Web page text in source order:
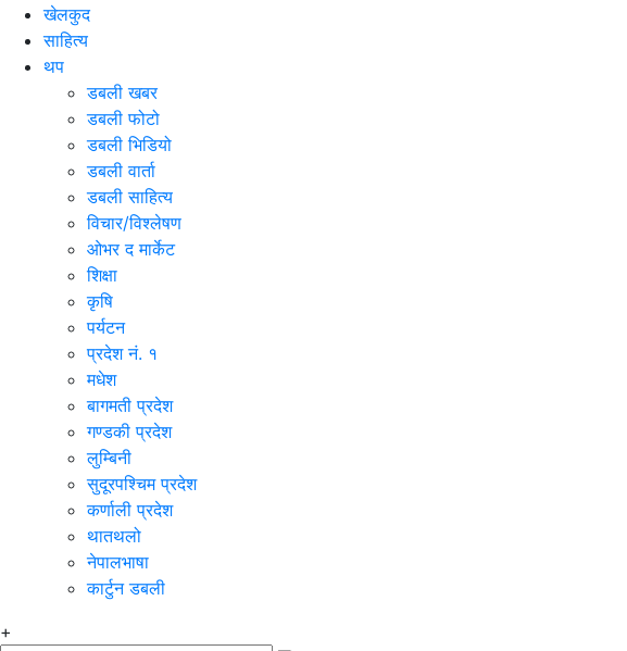
खेलकुद
साहित्य
थप
डबली खबर
डबली फोटो
डबली भिडियो
डबली वार्ता
डबली साहित्य
विचार/विश्‍लेषण
ओभर द मार्केट
शिक्षा
कृषि
पर्यटन
प्रदेश नं. १
मधेश
बागमती प्रदेश
गण्डकी प्रदेश
लुम्बिनी
सुदूरपश्चिम प्रदेश
कर्णाली प्रदेश
थातथलो
नेपालभाषा
कार्टुन डबली
+